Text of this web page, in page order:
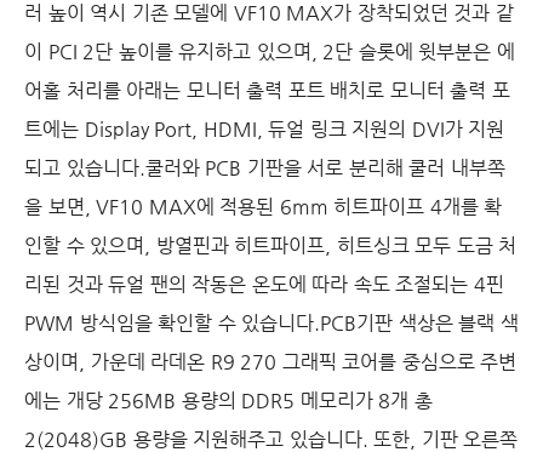
러 높이 역시 기존 모델에 VF10 MAX가 장착되었던 것과 같
이 PCI 2단 높이를 유지하고 있으며 , 2단 슬롯에 윗부분은 에
어홀 처리를 아래는 모니터 출력 포트 배치로 모니터 출력 포
트에는 Display Port, HDMI, 듀얼 링크 지원의 DVI가 지원
되고 있습니다.쿨러와PCB 기판을 서로 분리해 쿨러 내부쪽
을 보면 , VF10 MAX에 적용된 6mm 히트파이프 4개를 확
인할 수 있으며
방열핀과 히트파이프 히트싱크 모두 도금 처
리된 것과 듀얼 팬의 작동은 온도에 따라 속도 조절되는 4핀
PWM 방식임을 확인할 수 있습니다.PCB기판 색상은 블랙 색
상이며
가운데 라데온 R9 270 그래픽 코어를 중심으로 주변
에는 개당256MB 용량의 DDR5 메모리가8개 총
2(2048)GB 용량을 지원해주고 있습니다. 또한 기판 오른쪽